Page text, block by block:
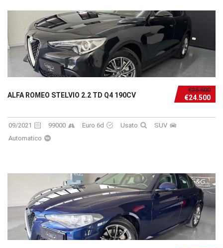
€25.500
€24.500
ALFA ROMEO STELVIO 2.2 TD Q4 190CV
09/2021 99000 Euro 6d Usato
SUV
Automatico